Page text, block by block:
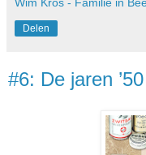
Delen
#6: De jaren